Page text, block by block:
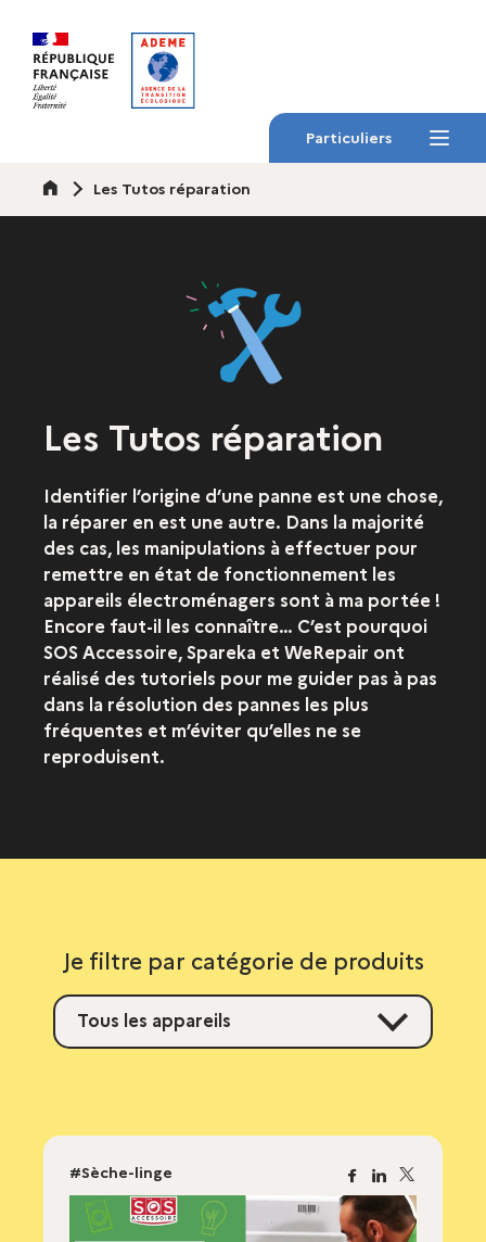
Particuliers
Menu
AccueilLes Tutos réparation
Les Tutos réparation
Identifier l’origine d’une panne est une chose,
la réparer en est une autre. Dans la majorité
des cas, les manipulations à effectuer pour
remettre en état de fonctionnement les
appareils électroménagers sont à ma portée !
Encore faut-il les connaître… C’est pourquoi
SOS Accessoire, Spareka et WeRepair ont
réalisé des tutoriels pour me guider pas à pas
dans la résolution des pannes les plus
fréquentes et m’éviter qu’elles ne se
reproduisent.
Je filtre par catégorie de produits
Tous les appareils
#Sèche-linge Facebook
Linkedin
X